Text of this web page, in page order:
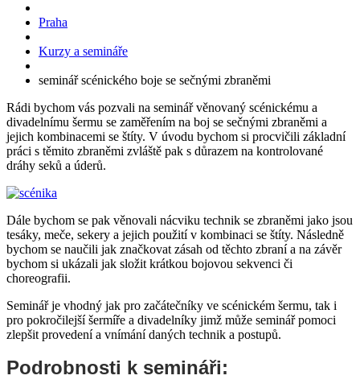
Praha
Kurzy a semináře
seminář scénického boje se sečnými zbraněmi
Rádi bychom vás pozvali na seminář věnovaný scénickému a
divadelnímu šermu se zaměřením na boj se sečnými zbraněmi a
jejich kombinacemi se štíty. V úvodu bychom si procvičili základní
práci s těmito zbraněmi zvláště pak s důrazem na kontrolované
dráhy seků a úderů.
Dále bychom se pak věnovali nácviku technik se zbraněmi jako jsou
tesáky, meče, sekery a jejich použití v kombinaci se štíty. Následně
bychom se naučili jak značkovat zásah od těchto zbraní a na závěr
bychom si ukázali jak složit krátkou bojovou sekvenci či
choreografii.
Seminář je vhodný jak pro začátečníky ve scénickém šermu, tak i
pro pokročilejší šermíře a divadelníky jimž může seminář pomoci
zlepšit provedení a vnímání daných technik a postupů.
Podrobnosti k semináři: